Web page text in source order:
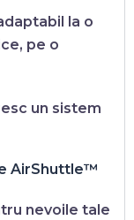
la o
pe o
un sistem
AirShuttle™
nevoile tale